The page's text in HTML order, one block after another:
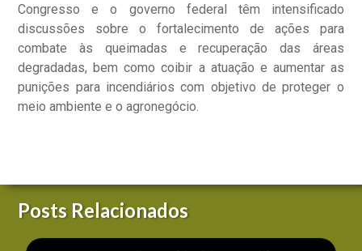
Congresso e o governo federal têm intensificado
discussões sobre o fortalecimento de ações para
combate às queimadas e recuperação das áreas
degradadas, bem como coibir a atuação e aumentar as
punições para incendiários com objetivo de proteger o
meio ambiente e o agronegócio.
Posts Relacionados